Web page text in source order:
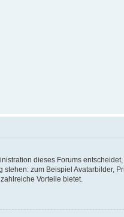
dieses Forums
zum Beispiel
Vorteile bietet.